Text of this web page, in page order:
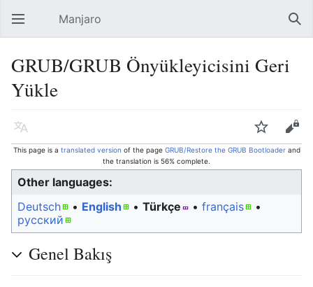
Open main menu Manjaro
GRUB/GRUB Önyükleyicisini Geri
Yükle
Language Watch Edit
This page is a translated version of the page GRUB/Restore the GRUB Bootloaderand
the translation is 56% complete.
Other languages:
Deutsch
• ‎ English • ‎ Türkçe • ‎ français
•
русский
Genel Bakış